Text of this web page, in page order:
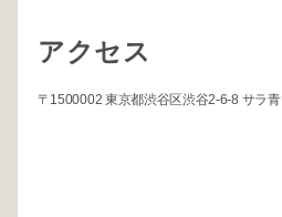
アクセス
〒1500002 東京都渋谷区渋谷2-6-8 サラ